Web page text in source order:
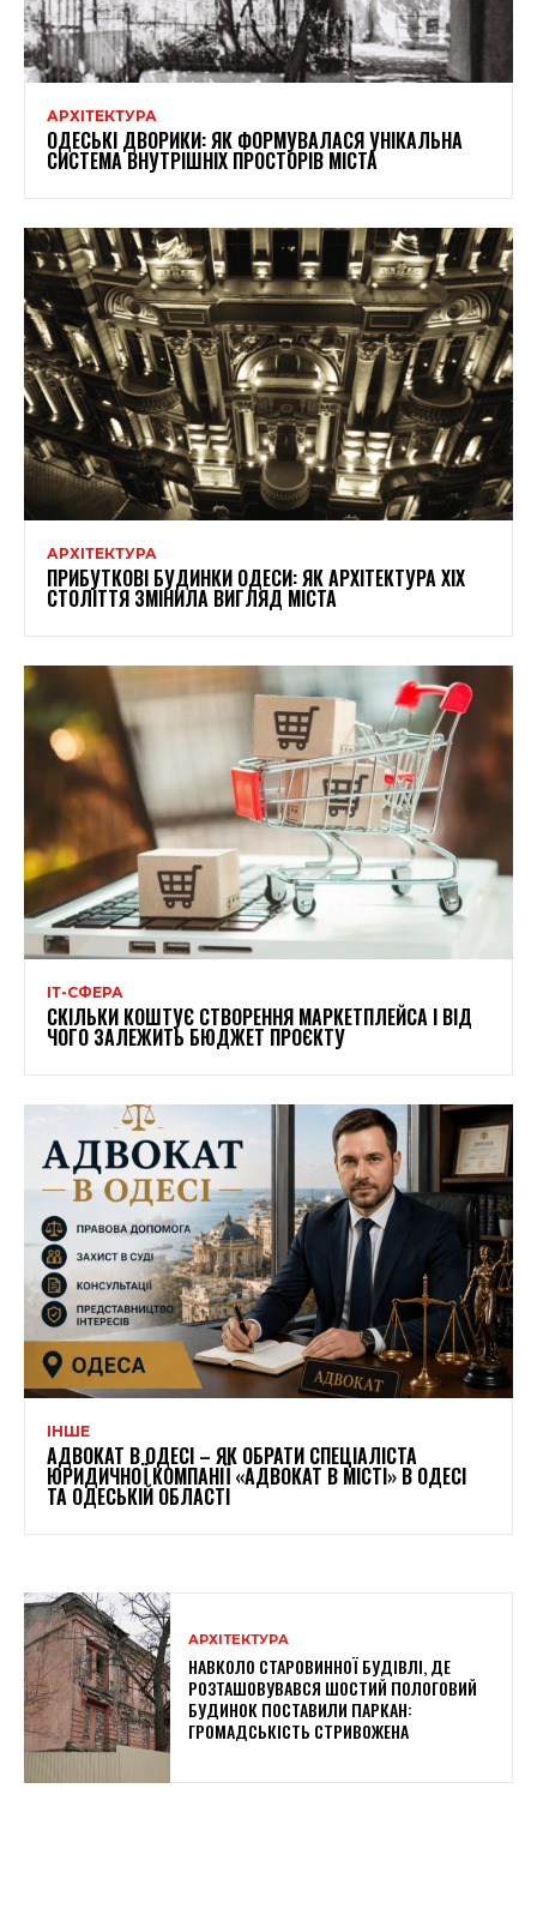
АРХІТЕКТУРА
ОДЕСЬКІ ДВОРИКИ: ЯК ФОРМУВАЛАСЯ УНІКАЛЬНА
СИСТЕМА ВНУТРІШНІХ ПРОСТОРІВ МІСТА
АРХІТЕКТУРА
ПРИБУТКОВІ БУДИНКИ ОДЕСИ: ЯК АРХІТЕКТУРА XIX
СТОЛІТТЯ ЗМІНИЛА ВИГЛЯД МІСТА
ІТ-СФЕРА
СКІЛЬКИ КОШТУЄ СТВОРЕННЯ МАРКЕТПЛЕЙСА І ВІД
ЧОГО ЗАЛЕЖИТЬ БЮДЖЕТ ПРОЄКТУ
ІНШЕ
АДВОКАТ В ОДЕСІ – ЯК ОБРАТИ СПЕЦІАЛІСТА
ЮРИДИЧНОЇ КОМПАНІЇ «АДВОКАТ В МІСТІ» В ОДЕСІ
ТА ОДЕСЬКІЙ ОБЛАСТІ
АРХІТЕКТУРА
НАВКОЛО СТАРОВИННОЇ БУДІВЛІ, ДЕ
РОЗТАШОВУВАВСЯ ШОСТИЙ ПОЛОГОВИЙ
БУДИНОК ПОСТАВИЛИ ПАРКАН:
ГРОМАДСЬКІСТЬ СТРИВОЖЕНА